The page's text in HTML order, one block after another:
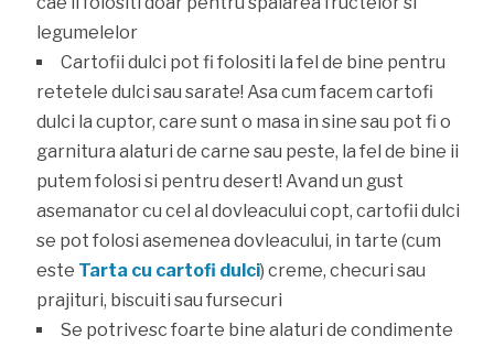
legumelelor
Cartofii dulci pot fi folositi la fel de bine pentru
retetele dulci sau sarate! Asa cum facem cartofi
dulci la cuptor, care sunt o masa in sine sau pot fi o
garnitura alaturi de carne sau peste, la fel de bine ii
putem folosi si pentru desert! Avand un gust
asemanator cu cel al dovleacului copt, cartofii dulci
se pot folosi asemenea dovleacului, in tarte (cum
este Tarta cu cartofi dulci) creme, checuri sau
prajituri, biscuiti sau fursecuri
Se potrivesc foarte bine alaturi de condimente